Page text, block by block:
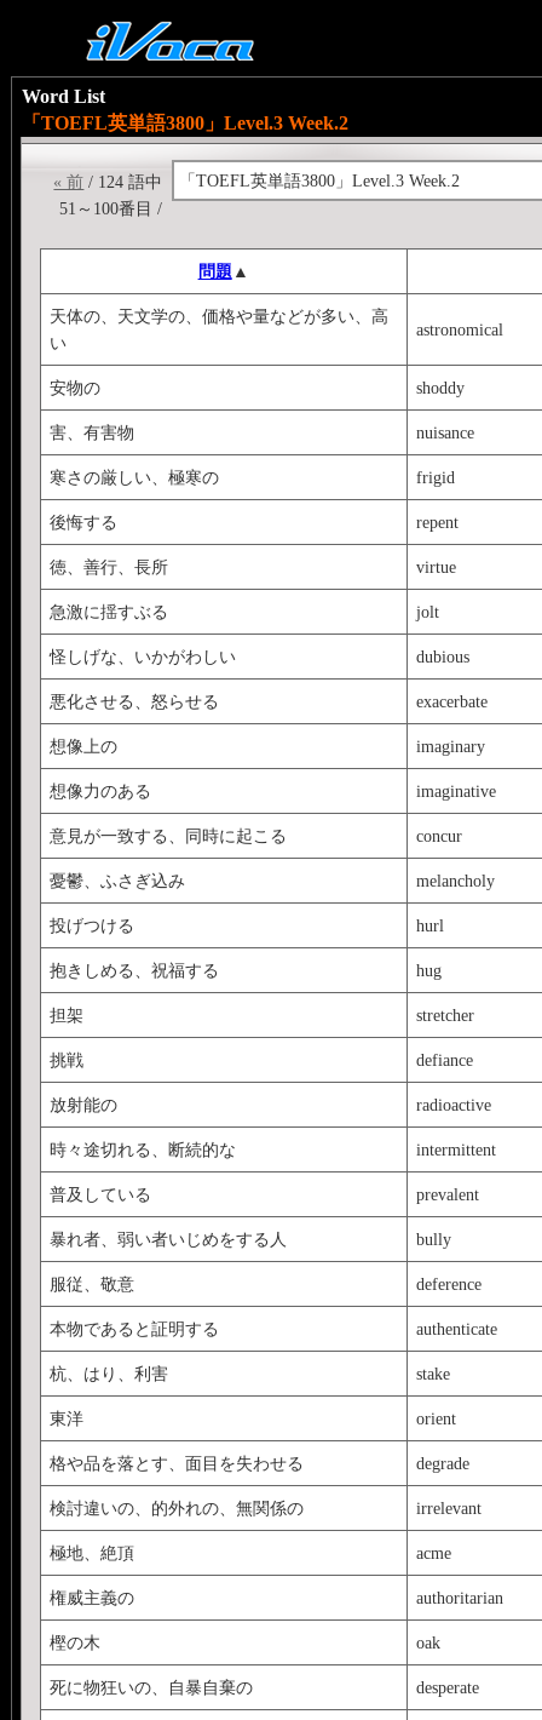
Word List
「TOEFL英単語3800」Level.3 Week.2
「TOEFL英単語3800」Level.3 Week.2
« 前 / 124 語中
51～100番目 /
問題 ▲
天体の、天文学の、価格や量などが多い、高
い
astronomical
安物の shoddy
害、有害物 nuisance
寒さの厳しい、極寒の frigid
後悔する repent
徳、善行、長所 virtue
急激に揺すぶる jolt
怪しげな、いかがわしい dubious
悪化させる、怒らせる exacerbate
想像上の imaginary
想像力のある imaginative
意見が一致する、同時に起こる concur
憂鬱、ふさぎ込み melancholy
投げつける hurl
抱きしめる、祝福する hug
担架 stretcher
挑戦 defiance
放射能の radioactive
時々途切れる、断続的な intermittent
普及している prevalent
暴れ者、弱い者いじめをする人 bully
服従、敬意 deference
本物であると証明する authenticate
杭、はり、利害 stake
東洋 orient
格や品を落とす、面目を失わせる degrade
検討違いの、的外れの、無関係の irrelevant
極地、絶頂 acme
権威主義の authoritarian
樫の木 oak
死に物狂いの、自暴自棄の desperate